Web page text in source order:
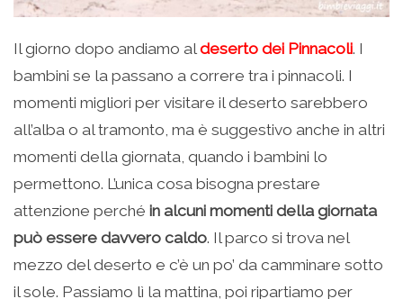
Il giorno dopo andiamo aldeserto dei Pinnacoli. I
bambini se la passano a correre tra i pinnacoli. I
momenti migliori per visitare il deserto sarebbero
all’alba o al tramonto, ma è suggestivo anche in altri
momenti della giornata, quando i bambini lo
permettono. L’unica cosa bisogna prestare
attenzione perché in alcuni momenti della giornata
può essere davvero caldo. Il parco si trova nel
mezzo del deserto e c’è un po’ da camminare sotto
il sole. Passiamo lì la mattina, poi ripartiamo per